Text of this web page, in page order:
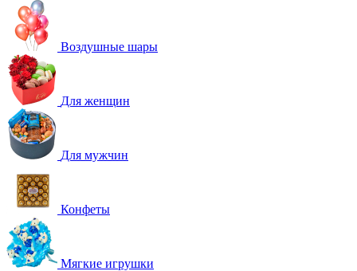
Воздушные шары
Для женщин
Для мужчин
Конфеты
Мягкие игрушки